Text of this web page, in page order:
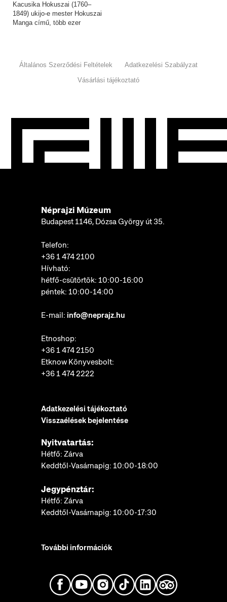
Kacusika Hokuszai (1760–
1849) ukijo-e mester Hokuszai
Manga című, több ezer
Általános Szerződési Feltételek
Adatkezelési Szabályzat
Vásárlási tájékoztató
Néprajzi Múzeum
Budapest 1146, Dózsa György út 35.
Telefon:
+36 1 474 2100
Hívható:
hétfő-csütörtök: 10:00-16:00
péntek: 10:00-14:00
E-mail: info@neprajz.hu
Etnoshop:
+36 1 474 2150
Etknow Könyvesbolt:
+36 1 474 2222
Adatkezelési tájékoztató
Visszaélések bejelentése
Nyitvatartás:
Hétfő: Zárva
Keddtől-Vasárnapig: 10:00-18:00
Jegypénztár:
Hétfő: Zárva
Keddtől-Vasárnapig: 10:00-17:30
További információk